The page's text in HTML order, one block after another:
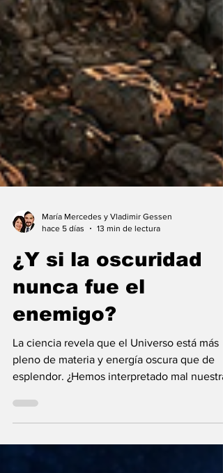
hace 5 días
13 min de lectura
¿Y si la oscuridad
nunca fue el
enemigo?
La ciencia revela que el Universo está más
pleno de materia y energía oscura que de
esplendor. ¿Hemos interpretado mal